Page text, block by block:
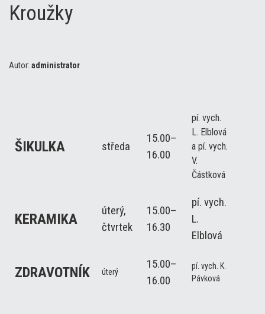
Kroužky
Autor: administrator
ŠIKULKA středa
15.00–
16.00
pí. vych.
L. Elblová
a pí. vych.
V.
Částková
KERAMIKA
úterý,
čtvrtek
15.00–
16.30
pí. vych.
L.
Elblová
ZDRAVOTNÍK úterý
15.00–
16.00
pí. vych. K.
Pávková